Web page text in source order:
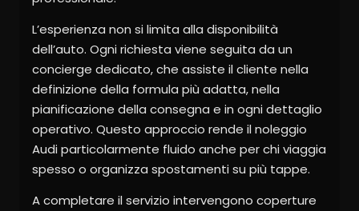
L’esperienza non si limita alla disponibilità
dell’auto. Ogni richiesta viene seguita da un
concierge dedicato, che assiste il cliente nella
definizione della formula più adatta, nella
pianificazione della consegna e in ogni dettaglio
operativo. Questo approccio rende il noleggio
Audi particolarmente fluido anche per chi viaggia
spesso o organizza spostamenti su più tappe.
A completare il servizio intervengono coperture